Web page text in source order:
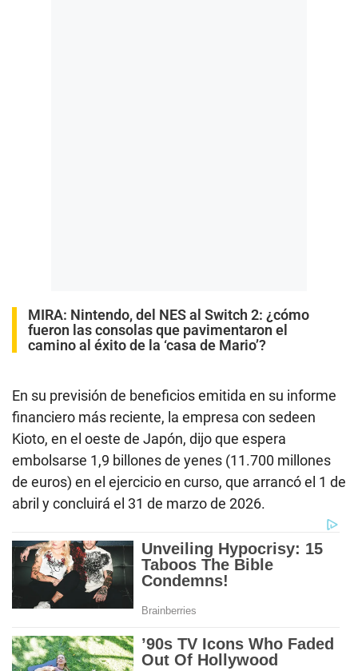
MIRA: Nintendo, del NES al Switch 2: ¿cómo
fueron las consolas que pavimentaron el
camino al éxito de la ‘casa de Mario’?
En su previsión de beneficios emitida en su informe
financiero más reciente, la empresa con sedeen
Kioto, en el oeste de Japón, dijo que espera
embolsarse 1,9 billones de yenes (11.700 millones
de euros) en el ejercicio en curso, que arrancó el 1 de
abril y concluirá el 31 de marzo de 2026.